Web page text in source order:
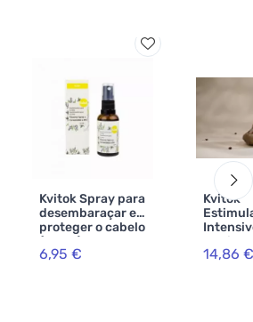
Kvitok Spray para
desembaraçar e
proteger o cabelo
(30 ml) - com
ceramidas e
6,95 €
Kvitok
14,86 €